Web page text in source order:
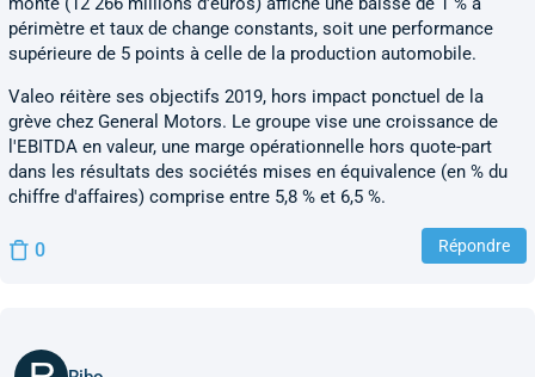
périmètre et taux de change constants, soit une performance
supérieure de 5 points à celle de la production automobile.
Valeo réitère ses objectifs 2019, hors impact ponctuel de la
grève chez General Motors. Le groupe vise une croissance de
l'EBITDA en valeur, une marge opérationnelle hors quote-part
dans les résultats des sociétés mises en équivalence (en % du
chiffre d'affaires) comprise entre 5,8 % et 6,5 %.
0 Répondre